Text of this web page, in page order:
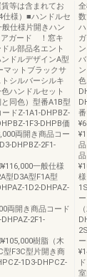
等は含まれてお
仕様）■ハンドルセ
仕様片開きハン
アガード ！窓キ
ル部品名エント
ドルデザインA型
マットブラックサ
シルバーシルキ
ハンドルセット
同色）型番A1B型
ドZ-1A1-DHPBZ-
1F3-DHPB価
両開き商品コー
DHPBZ-2F1-
一般仕様
型D3A型F1A型
1D2-DHPAZ-
両開き商品コード
2F1-
樹脂（木
型F3C型片開き商
1D3-DHPCZ-